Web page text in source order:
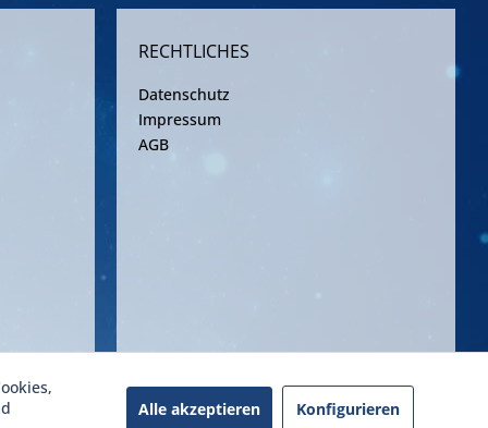
RECHTLICHES
Datenschutz
Impressum
AGB
Alle akzeptieren Konfigurieren